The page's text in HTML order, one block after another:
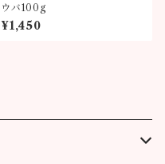
ウバ100g
¥1,450